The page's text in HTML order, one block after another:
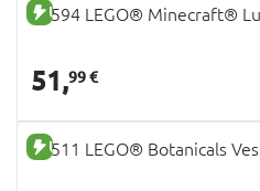
UUS TOODE
21594 LEGO® Minecraft®
51,99 €
UUS TOODE
11511 LEGO® Botanicals